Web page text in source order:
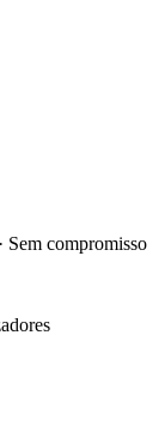
Sem compromisso